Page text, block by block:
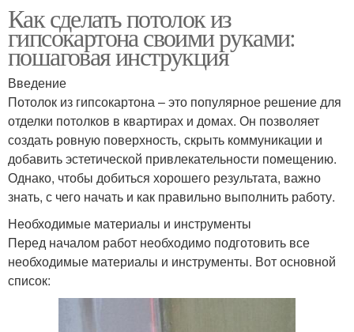
Как сделать потолок из
гипсокартона своими руками:
пошаговая инструкция
Введение
Потолок из гипсокартона – это популярное решение для
отделки потолков в квартирах и домах. Он позволяет
создать ровную поверхность, скрыть коммуникации и
добавить эстетической привлекательности помещению.
Однако, чтобы добиться хорошего результата, важно
знать, с чего начать и как правильно выполнить работу.
Необходимые материалы и инструменты
Перед началом работ необходимо подготовить все
необходимые материалы и инструменты. Вот основной
список: